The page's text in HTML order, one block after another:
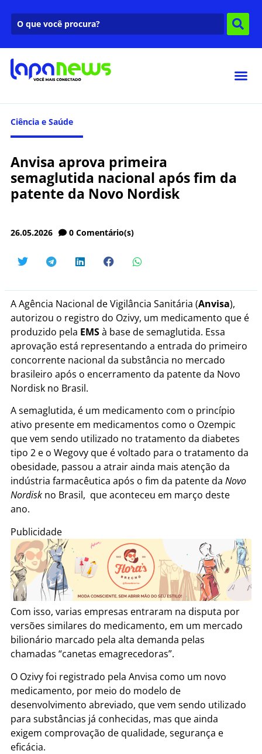
Ciência e Saúde
Anvisa aprova primeira
semaglutida nacional após fim da
patente da Novo Nordisk
26.05.2026 0 Comentário(s)
A Agência Nacional de Vigilância Sanitária (Anvisa),
autorizou o registro do Ozivy, um medicamento que é
produzido pela EMSà base de semaglutida. Essa
aprovação está representando a entrada do primeiro
concorrente nacional da substância no mercado
brasileiro após o encerramento da patente da Novo
Nordisk no Brasil.
A semaglutida, é um medicamento com o princípio
ativo presente em medicamentos como o Ozempic
que vem sendo utilizado no tratamento da diabetes
tipo 2 e o Wegovy que é voltado para o tratamento da
obesidade, passou a atrair ainda mais atenção da
indústria farmacêutica após o fim da patente da Novo
Nordisk no Brasil, que aconteceu em março deste
ano.
Publicidade
Com isso, varias empresas entraram na disputa por
versões similares do medicamento, em um mercado
bilionário marcado pela alta demanda pelas
chamadas “canetas emagrecedoras”.
O Ozivy foi registrado pela Anvisa como um novo
medicamento, por meio do modelo de
desenvolvimento abreviado, que vem sendo utilizado
para substâncias já conhecidas, mas que ainda
exigem comprovação de qualidade, segurança e
eficácia.